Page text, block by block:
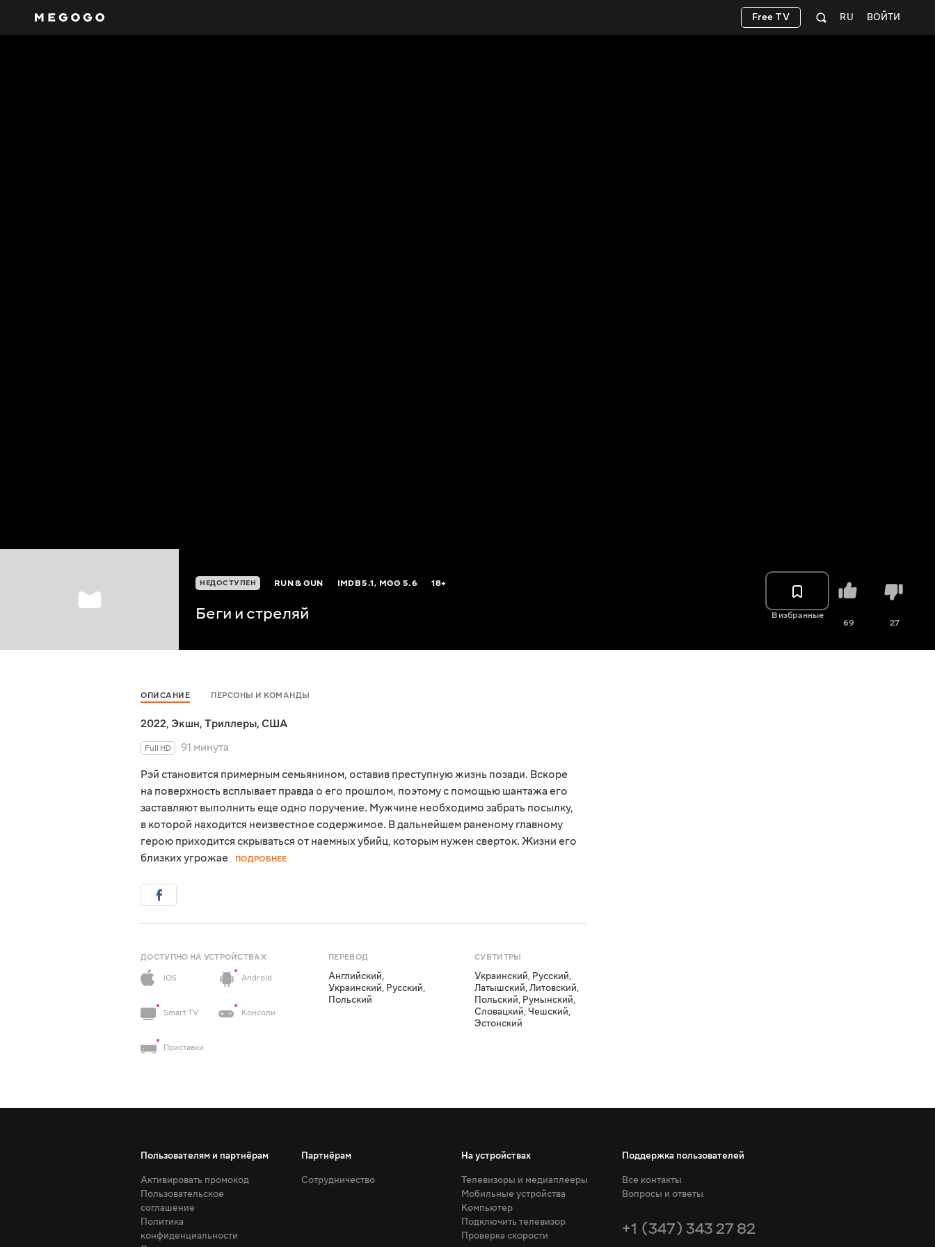
ВОЙТИ
RU
Free TV
НЕДОСТУПЕН RUN & GUN IMDB5.1, MGG5.6 18+
Беги и стреляй В избранные
69 27
ОПИСАНИЕ ПЕРСОНЫ И КОМАНДЫ
2022, Экшн, Триллеры, США
Full HD
91 минута
Рэй становится примерным семьянином, оставив преступную жизнь позади. Вскоре
на поверхность всплывает правда о его прошлом, поэтому с помощью шантажа его
заставляют выполнить еще одно поручение. Мужчине необходимо забрать посылку,
в которой находится неизвестное содержимое. В дальнейшем раненому главному
герою приходится скрываться от наемных убийц, которым нужен сверток. Жизни его
близких угрожае
ПОДРОБНЕЕ
ДОСТУПНО НА УСТРОЙСТВАХ
iOS
Android
Smart TV Консоли
Приставки
ПЕРЕВОД
Английский,
Украинский, Русский,
Польский
СУБТИТРЫ
Украинский, Русский,
Латышский,Литовский,
Польский, Румынский,
Словацкий,Чешский,
Эстонский
Пользователям и партнёрам
Активировать промокод
Пользовательское
соглашение
Политика
конфиденциальности
Партнёрам
Сотрудничество
На устройствах
Телевизоры и медиаплееры
Мобильные устройства
Компьютер
Подключить телевизор
Проверка скорости
Поддержка пользователей
Все контакты
Вопросы и ответы
+1 (347) 343 27 82